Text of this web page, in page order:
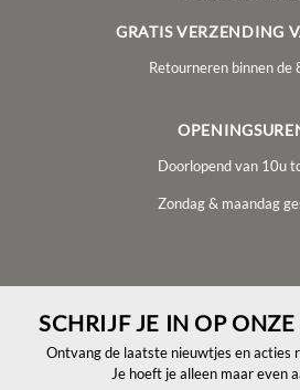
GRATIS VERZENDING
Retourneren binnen de
Doorlopend van 10u
Zondag & maandag
SCHRIJF JE IN OP
Ontvang de laatste nieuwtjes en acties
Je hoeft je alleen maar even